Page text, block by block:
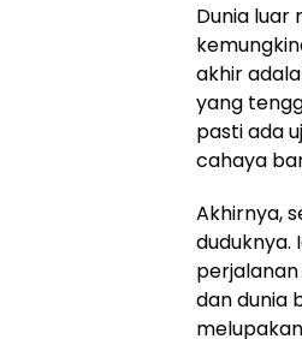
Dunia luar
akhir
yang
pasti ada
cahaya
Akhirnya,
duduknya.
perjalanan
dan dunia